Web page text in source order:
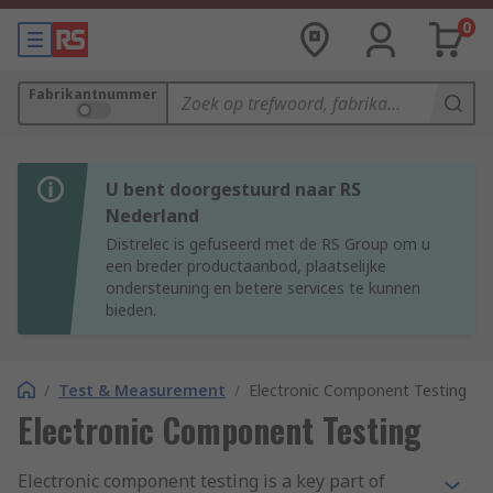
0
Fabrikantnummer
U bent doorgestuurd naar RS
Nederland
Distrelec is gefuseerd met de RS Group om u
een breder productaanbod, plaatselijke
ondersteuning en betere services te kunnen
bieden.
/ Test & Measurement / Electronic Component Testing
Electronic Component Testing
Electronic component testing is a key part of